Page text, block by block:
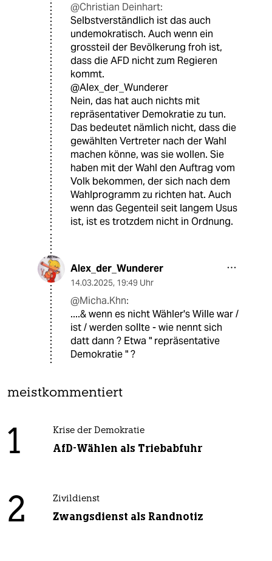
@Christian Deinhart:
Selbstverständlich ist das auch
undemokratisch. Auch wenn ein
grossteil der Bevölkerung froh ist,
dass die AFD nicht zum Regieren
kommt.
@Alex_der_Wunderer
Nein, das hat auch nichts mit
repräsentativer Demokratie zu tun.
Das bedeutet nämlich nicht, dass die
gewählten Vertreter nach der Wahl
machen könne, was sie wollen. Sie
haben mit der Wahl den Auftrag vom
Volk bekommen, der sich nach dem
Wahlprogramm zu richten hat. Auch
wenn das Gegenteil seit langem Usus
ist, ist es trotzdem nicht in Ordnung.
Alex_der_Wunderer
14.03.2025, 19:49 Uhr
@Micha.Khn:
....& wenn es nicht Wähler's Wille war /
ist / werden sollte - wie nennt sich
datt dann ? Etwa " repräsentative
Demokratie " ?
meistkommentiert
1 Krise der Demokratie
AfD-Wählen als Triebabfuhr
2 Zivildienst
Zwangsdienst als Randnotiz